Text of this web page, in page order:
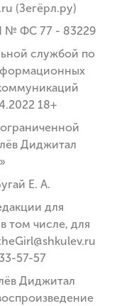
(Зегёрл.ру)
№ ФС 77 - 83229
службой по
18+
Диджитал
Е. А.
для
том числе, для
57-57
Диджитал